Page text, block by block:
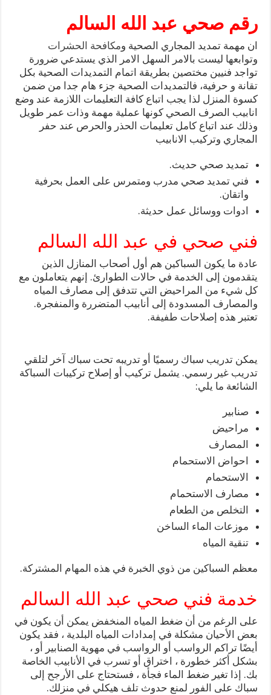
رقم صحي عبد الله السالم
ان مهمة تمديد المجاري الصحية ومكافحة الحشرات
وتوابعها ليست بالامر السهل الامر الذي يستدعي ضرورة
تواجد فنيين مختصين بطريقة اتمام التمديدات الصحية بكل
تقانة و حرفية، فالتمديدات الصحية جزء هام جدا من ضمن
كسوة المنزل لذا يجب اتباع كافة التعليمات اللازمة عند وضع
انابيب الصرف الصحي كونها عملية مهمة وذات عمر طويل
وذلك عند اتباع كامل تعليمات الحذر والحرص عند حفر
المجاري وتركيب الانابيب
تمديد صحي حديث.
فني تمديد صحي مدرب ومتمرس على العمل بحرفية
واتقان.
ادوات ووسائل عمل حديثة.
فني صحي في عبد الله السالم
عادة ما يكون السباكين هم أول أصحاب المنازل الذين
يتقدمون إلى الخدمة في حالات الطوارئ. إنهم يتعاملون مع
كل شيء من المراحيض التي تتدفق إلى مصارف المياه
والمصارف المسدودة إلى أنابيب المتضررة والمنفجرة.
تعتبر هذه إصلاحات طفيفة.
يمكن تدريب سباك رسميًا أو تدريبه تحت سباك آخر لتلقي
تدريب غير رسمي. يشمل تركيب أو إصلاح تركيبات السباكة
الشائعة ما يلي:
صنابير
مراحيض
المصارف
احواض الاستحمام
الاستحمام
مصارف الاستحمام
التخلص من الطعام
موزعات الماء الساخن
تنقية المياه
معظم السباكين من ذوي الخبرة في هذه المهام المشتركة.
خدمة فني صحي عبد الله السالم
على الرغم من أن ضغط المياه المنخفض يمكن أن يكون في
بعض الأحيان مشكلة في إمدادات المياه البلدية ، فقد يكون
أيضًا تراكم الرواسب أو الرواسب في مهوية الصنابير أو ،
بشكل أكثر خطورة ، اختراق أو تسرب في الأنابيب الخاصة
بك. إذا تغير ضغط الماء فجأة ، فستحتاج على الأرجح إلى
سباك على الفور لمنع حدوث تلف هيكلي في منزلك.